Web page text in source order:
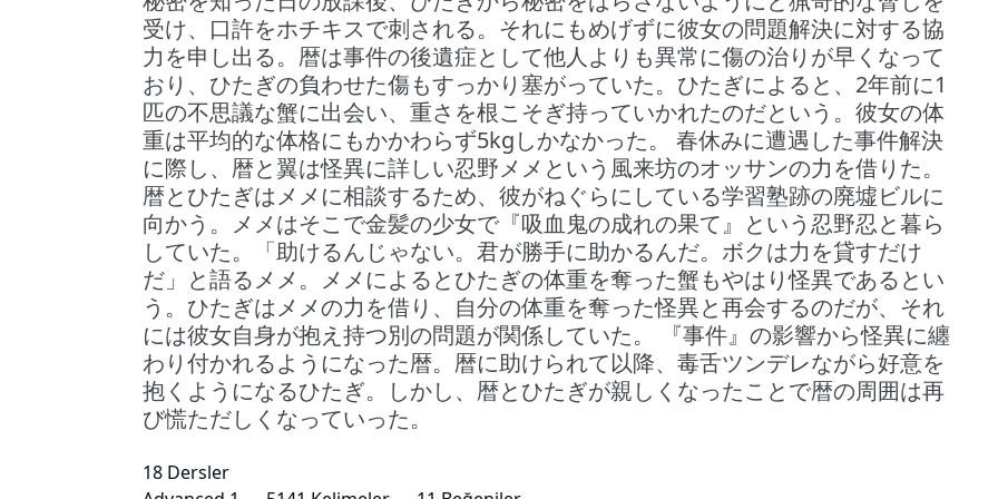
受け、口許をホチキスで刺される。それにもめげずに彼女の問題解決に対する協
力を申し出る。暦は事件の後遺症として他人よりも異常に傷の治りが早くなって
おり、ひたぎの負わせた傷もすっかり塞がっていた。ひたぎによると、2年前に1
匹の不思議な蟹に出会い、重さを根こそぎ持っていかれたのだという。彼女の体
重は平均的な体格にもかかわらず5kgしかなかった。 春休みに遭遇した事件解決
に際し、暦と翼は怪異に詳しい忍野メメという風来坊のオッサンの力を借りた。
暦とひたぎはメメに相談するため、彼がねぐらにしている学習塾跡の廃墟ビルに
向かう。メメはそこで金髪の少女で『吸血鬼の成れの果て』という忍野忍と暮ら
していた。「助けるんじゃない。君が勝手に助かるんだ。ボクは力を貸すだけ
だ」と語るメメ。メメによるとひたぎの体重を奪った蟹もやはり怪異であるとい
う。ひたぎはメメの力を借り、自分の体重を奪った怪異と再会するのだが、それ
には彼女自身が抱え持つ別の問題が関係していた。 『事件』の影響から怪異に纏
わり付かれるようになった暦。暦に助けられて以降、毒舌ツンデレながら好意を
抱くようになるひたぎ。しかし、暦とひたぎが親しくなったことで暦の周囲は再
び慌ただしくなっていった。
18 Dersler